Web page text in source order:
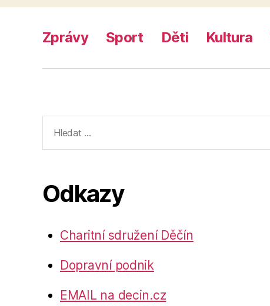
Zprávy Sport Děti Kultura
vyhledávání:
Odkazy
Charitní sdružení Děčín
Dopravní podnik
EMAIL na decin.cz